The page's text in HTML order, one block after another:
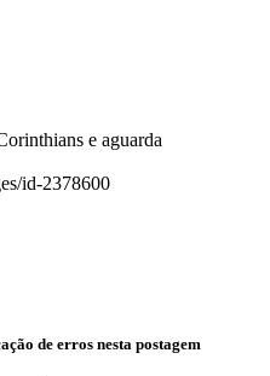
id-2378600
de erros nesta postagem